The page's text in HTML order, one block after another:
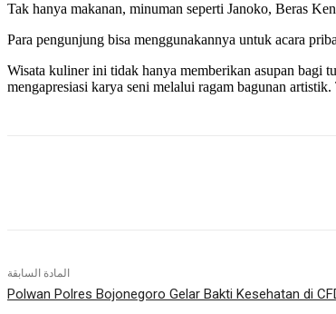
Tak hanya makanan, minuman seperti Janoko, Beras
Para pengunjung bisa menggunakannya untuk acara
Wisata kuliner ini tidak hanya memberikan asupan bagi
mengapresiasi karya seni melalui ragam bagunan
المادة السابقة
Polwan Polres Bojonegoro Gelar Bakti Kesehatan di